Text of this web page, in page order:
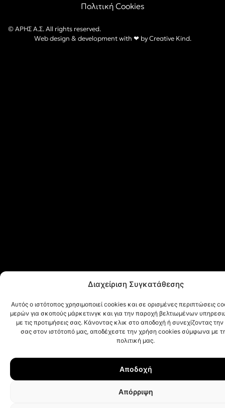
Διαχείριση Συγκατάθεσης
Αυτός ο ιστότοπος χρησιμοποιεί cookies και σε ορισμένες περιπτώσεις
μερών για σκοπούς μάρκετινγκ και για την παροχή βελτιωμένων
με τις προτιμήσεις σας. Κάνοντας κλικ στο αποδοχή ή συνεχίζοντας
σας στον ιστότοπό μας, αποδέχεστε την χρήση cookies σύμφωνα με
πολιτική μας.
Αποδοχή
Απόρριψη
Πολιτική Cookies
© ΑΡΗΣ Α.Σ. All rights reserved.
Web design & development with ❤︎ byCreative Kind.